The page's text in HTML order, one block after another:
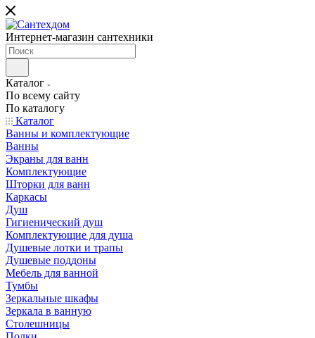
Интернет-магазин сантехники
Каталог
По всему сайту
По каталогу
Каталог
Ванны и комплектующие
Ванны
Экраны для ванн
Комплектующие
Шторки для ванн
Каркасы
Душ
Гигиенический душ
Комплектующие для душа
Душевые лотки и трапы
Душевые поддоны
Мебель для ванной
Тумбы
Зеркальные шкафы
Зеркала в ванную
Столешницы